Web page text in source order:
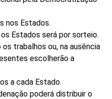
nos Estados.
Estados será por sorteio.
trabalhos ou, na ausência
escolherão a
a cada Estado.
poderá distribuir o